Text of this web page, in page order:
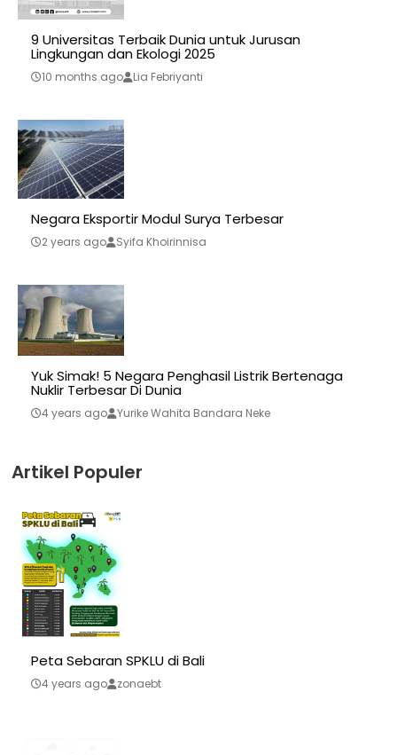
9 Universitas Terbaik Dunia untuk Jurusan
Lingkungan dan Ekologi 2025
10 months ago Lia Febriyanti
Negara Eksportir Modul Surya Terbesar
2 years ago Syifa Khoirinnisa
Yuk Simak! 5 Negara Penghasil Listrik Bertenaga
Nuklir Terbesar Di Dunia
4 years ago Yurike Wahita Bandara Neke
Artikel Populer
Peta Sebaran SPKLU di Bali
4 years ago zonaebt